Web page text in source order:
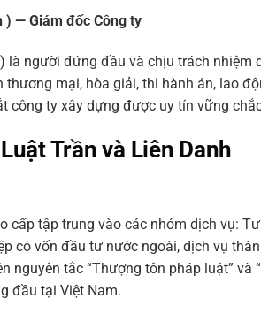
) — Giám đốc Công ty
là người đứng đầu và chịu trách nhiệm
mại, hòa giải, thi hành án, lao
công ty xây dựng được uy tín vững
Trần và Liên Danh
cấp tập trung vào các nhóm dịch vụ:
có vốn đầu tư nước ngoài, dịch vụ
nguyên tắc “Thượng tôn pháp luật”
đầu tại Việt Nam.